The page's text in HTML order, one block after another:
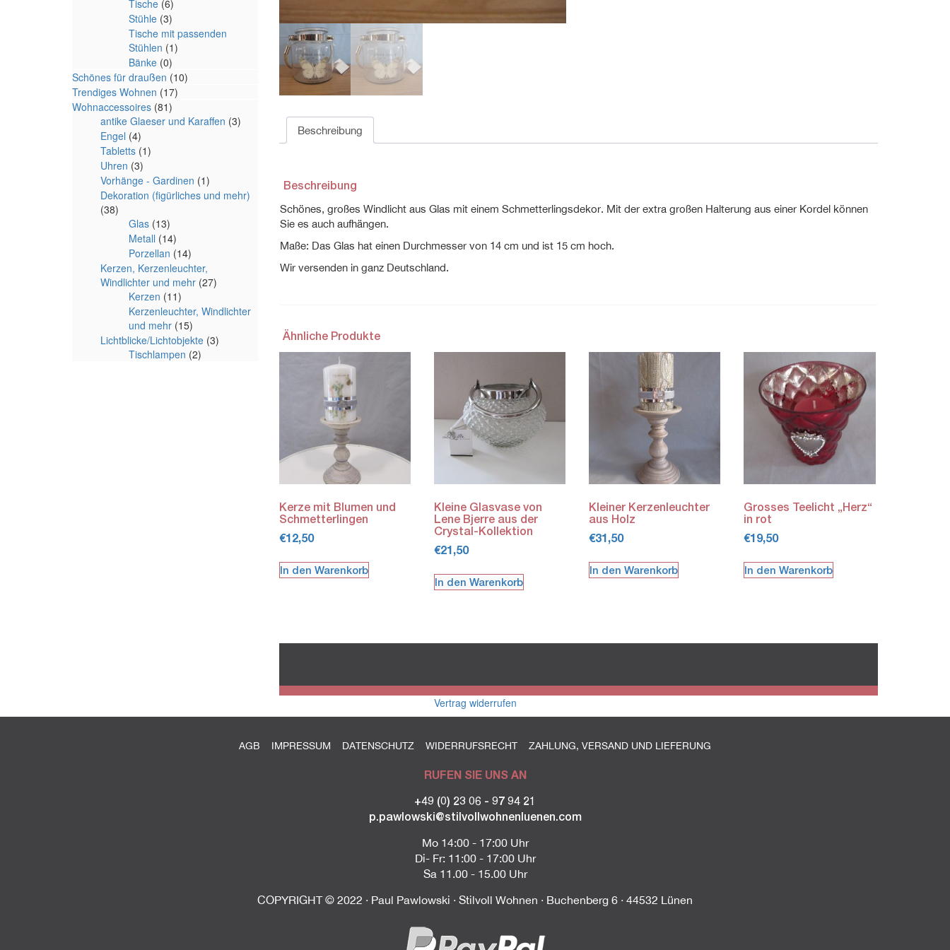
Tische (6)
Stühle (3)
Tische mit passenden
Stühlen (1)
Bänke (0)
Schönes für draußen (10)
Trendiges Wohnen (17)
Wohnaccessoires (81)
antike Glaeser und Karaffen (3)
Engel (4)
Tabletts (1)
Uhren (3)
Vorhänge - Gardinen (1)
Dekoration (figürliches und mehr)
(38)
Glas (13)
Metall (14)
Porzellan (14)
Kerzen, Kerzenleuchter,
Windlichter und mehr (27)
Kerzen (11)
Kerzenleuchter, Windlichter
und mehr (15)
Lichtblicke/Lichtobjekte (3)
Tischlampen (2)
Beschreibung
Beschreibung
Schönes, großes Windlicht aus Glas mit einem Schmetterlingsdekor. Mit der extra großen Halterung aus einer Kordel können
Sie es auch aufhängen.
Maße: Das Glas hat einen Durchmesser von 14 cm und ist 15 cm hoch.
Wir versenden in ganz Deutschland.
Ähnliche Produkte
Kerze mit Blumen und
Schmetterlingen
€12,50
In den Warenkorb
Kleine Glasvase von
Lene Bjerre aus der
Crystal-Kollektion
€21,50
In den Warenkorb
Kleiner Kerzenleuchter
aus Holz
€31,50
In den Warenkorb
Grosses Teelicht „Herz“
in rot
€19,50
In den Warenkorb
Vertrag widerrufen
AGB IMPRESSUM DATENSCHUTZ WIDERRUFSRECHT ZAHLUNG, VERSAND UND LIEFERUNG
RUFEN SIE UNS AN
+49 (0) 23 06 - 97 94 21
p.pawlowski@stilvollwohnenluenen.com
Mo 14:00 - 17:00 Uhr
Di- Fr: 11:00 - 17:00 Uhr
Sa 11.00 - 15.00 Uhr
COPYRIGHT © 2022 · Paul Pawlowski · Stilvoll Wohnen · Buchenberg 6 · 44532 Lünen